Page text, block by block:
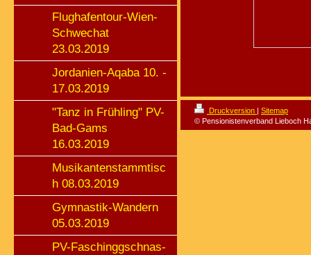
Flughafentour-Wien-
Schwechat
23.03.2019
Jordanien-Aqaba 10. -
17.03.2019
"Tanz in Frühling" PV-
Bad-Gams
16.03.2019
Musikantenstammtisc
h 08.03.2019
Gymnastik-Wandern
05.03.2019
PV-Faschinggschnas-
Druckversion | Sitemap
© Pensionistenverband Lieboch